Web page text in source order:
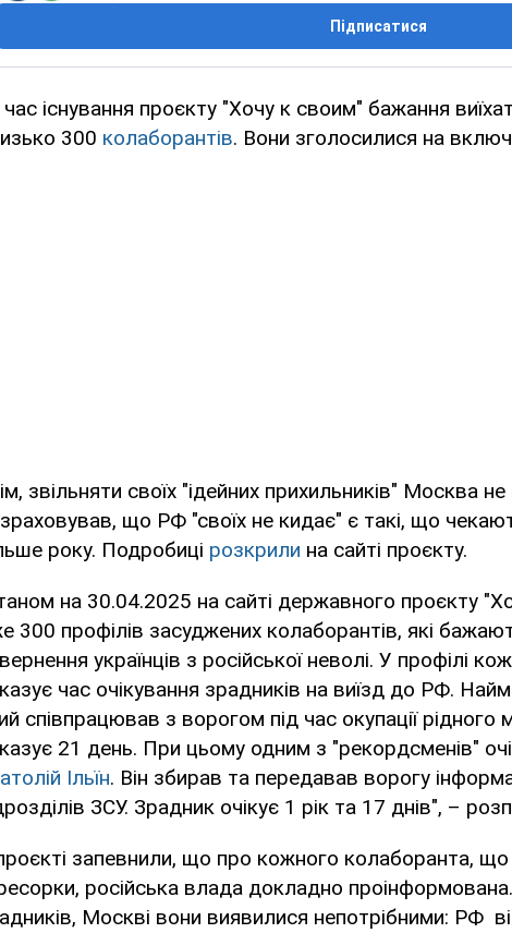
Підписатися
час існування проєкту "Хочу к своим" бажання
300 колаборантів. Вони зголосилися на
звільняти своїх "ідейних прихильників" Москва
що РФ "своїх не кидає" є такі, що
року. Подробиці розкрили на сайті проєкту.
на 30.04.2025 на сайті державного проєкту
300 профілів засуджених колаборантів, які
українців з російської неволі. У профілі
час очікування зрадників на виїзд до РФ.
співпрацював з ворогом під час окупації рідного
21 день. При цьому одним з "рекордсменів"
Ільїн. Він збирав та передавав ворогу
ЗСУ. Зрадник очікує 1 рік та 17 днів", –
запевнили, що про кожного колаборанта,
російська влада докладно
Москві вони виявилися непотрібними: РФ